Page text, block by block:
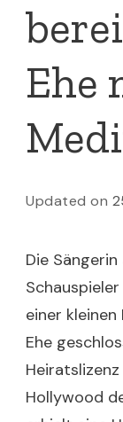
Ehe
Updated on
Die
einer kleinen
Ehe
Hollywood